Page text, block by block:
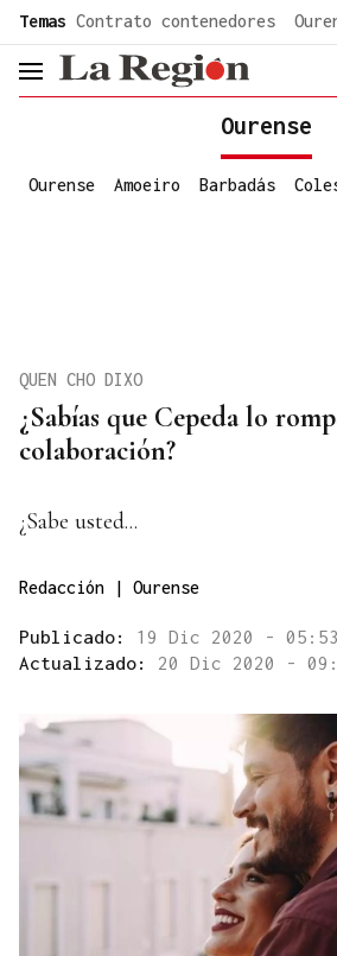
Temas Contrato contenedores
header.menu.open
Ourense
Ourense Amoeiro Barbadás
¿Sabías que Cepeda lo
colaboración?
QUEN CHO DIXO
¿Sabe usted...
Redacción | Ourense
Publicado: 19 Dic 2020 -
Actualizado: 20 Dic 2020 -